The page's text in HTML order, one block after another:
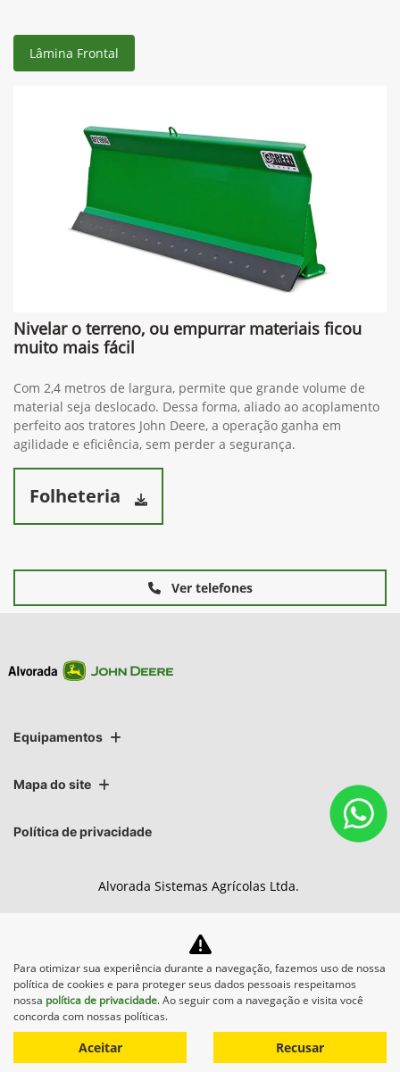
Lâmina Frontal
Nivelar o terreno, ou empurrar materiais ficou
muito mais fácil
Com 2,4 metros de largura, permite que grande volume de
material seja deslocado. Dessa forma, aliado ao acoplamento
perfeito aos tratores John Deere, a operação ganha em
agilidade e eficiência, sem perder a segurança.
Folheteria
Ver telefones
Equipamentos
Mapa do site
Política de privacidade
Alvorada Sistemas Agrícolas Ltda.
No trânsito, enxergar o outro
salva vidas.
Para otimizar sua experiência durante a navegação, fazemos uso de nossa
política de cookies e para proteger seus dados pessoais respeitamos
nossa política de privacidade. Ao seguir com a navegação e visita você
concorda com nossas políticas.
Aceitar Recusar